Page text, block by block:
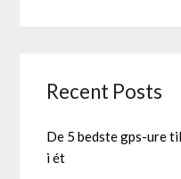
Recent Posts
De 5 bedste gps-ure
i ét